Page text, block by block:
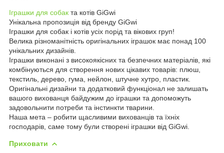
Іграшки для собак та котів GiGwi
Унікальна пропозиція від бренду GiGwi
Іграшки для собак і котів усіх порід та вікових груп!
Велика різноманітність оригінальних іграшок має понад 100
унікальних дизайнів.
Іграшки виконані з високоякісних та безпечних матеріалів, які
комбінуються для створення нових цікавих товарів: плюш,
текстиль, дерево, гума, нейлон, штучне хутро, пластик.
Оригінальні дизайни та додатковий функціонал не залишать
вашого вихованця байдужим до іграшки та допоможуть
задовольнити потреби та інстинкти тварини.
Наша мета – робити щасливими вихованців та їхніх
господарів, саме тому були створені іграшки від GiGwi.
Приховати